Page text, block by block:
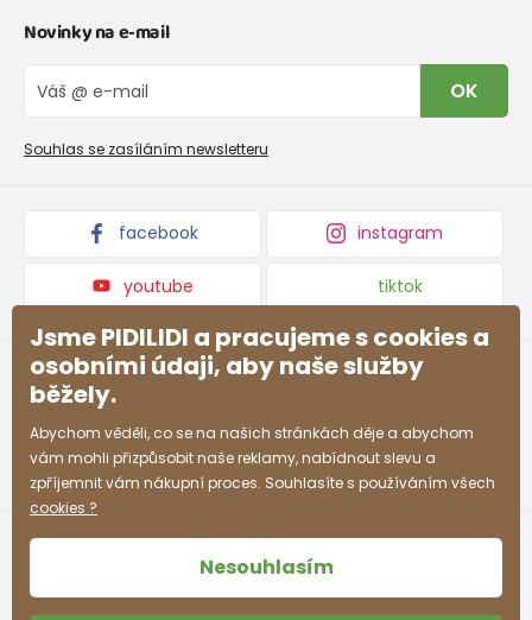
Tabulka velikostí obuvi
Vrácení zboží a reklamace
Reklamační řád
O nás
Velkoobchod PiDiLiDi
Affiliate program
Kolekce zboží
Novinky na e-mail
OK
Souhlas se zasíláním newsletteru
facebook instagram
youtube tiktok
Jsme PIDILIDI a pracujeme s cookies a
osobními údaji, aby naše služby
běžely.
Abychom věděli, co se na našich stránkách děje a abychom
vám mohli přizpůsobit naše reklamy, nabídnout slevu a
zpříjemnit vám nákupní proces. Souhlasíte s používáním všech
cookies ?
Nesouhlasím